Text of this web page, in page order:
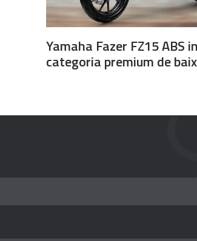
Yamaha Fazer FZ15 ABS
categoria premium de